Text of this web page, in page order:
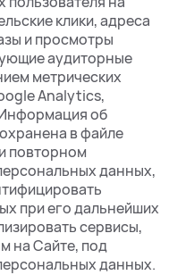
клики, адреса
и просмотры
аудиторные
метрических
Analytics,
об
в файле
повторном
данных,
при его дальнейших
сервисы,
на Сайте, под
данных.